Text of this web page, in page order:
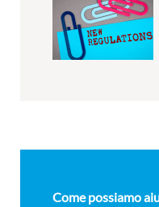
Come possiamo